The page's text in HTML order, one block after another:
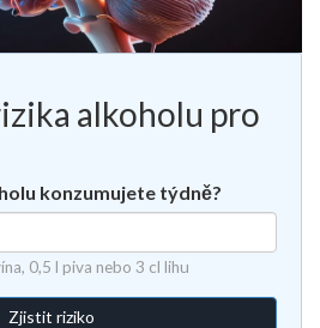
alkoholu pro
konzumujete týdně?
0,5 l piva nebo 3 cl lihu
Zjistit riziko